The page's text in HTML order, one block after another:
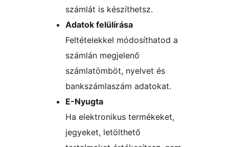
számlát is készíthetsz.
Adatok felülírása
Feltételekkel módosíthatod a
számlán megjelenő
számlatömböt, nyelvet és
bankszámlaszám adatokat.
E-Nyugta
Ha elektronikus termékeket,
jegyeket, letölthető